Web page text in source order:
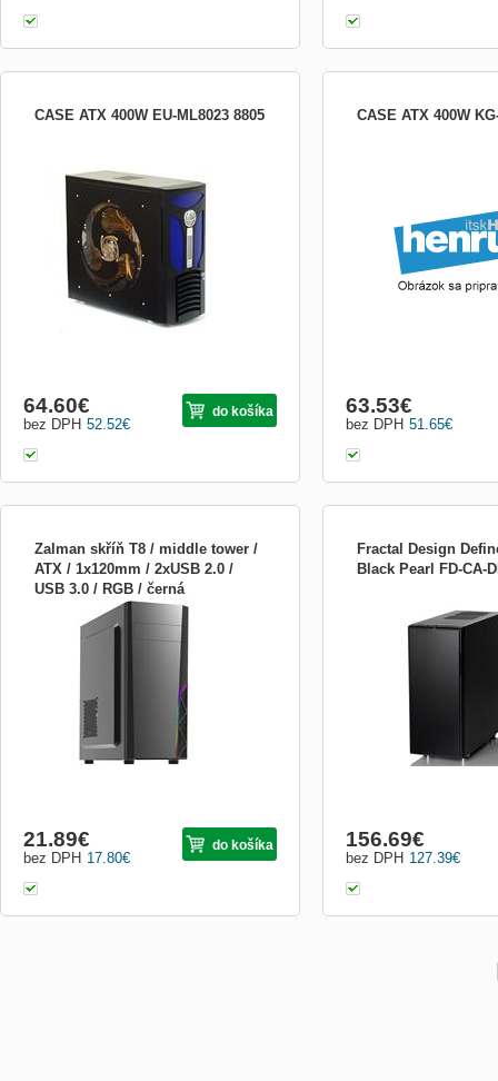
CASE ATX 400W EU-ML8023 8805
Elektronická licence určená pro platformu
Steam Hra Marvel&#39;s Spider-Man
Remastered pro PC, vyvinutá společností
Insomniac Gamesve spolupráci s
Marvelem a optimalizovaná pro PC
studiem Nixxes Software, představuje
zkušeného Petera Parkera, který bojuje ...
52.52€
bez DPH
64.60€ do košíka
CASE ATX 400W
51.65€
bez DPH
63.53€
Zalman skříň T8 / middle tower /
ATX / 1x120mm / 2xUSB 2.0 /
USB 3.0 / RGB / černá
ZALMAN T8; Počítačová skříň v
provedení Middle tower nabízí dvě
3,5&quot; a čtyři 2,5&quot; pozice pro
pevné a SSD disky. Z externích pozic je k
dispozici jedna 5,25&quot; pozice. Na
horním panelu jsou umístěny dva...
17.80€
bez DPH
21.89€ do košíka
Fractal Design
Black Pearl FD-CA-
ATX a XL-ATX *4-
3.5&quot; HDD
kompatibilní s SSD disky
rozšiřujících slotů *3 -
pozic (3 ventilátory v
127.39€
bez DPH
156.69€